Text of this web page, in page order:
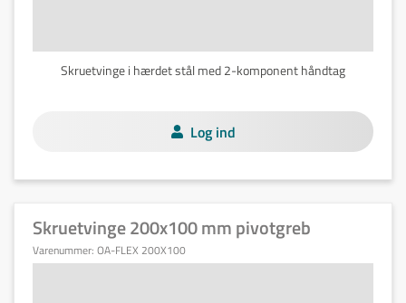
Skruetvinge i hærdet stål med 2-komponent håndtag
Log ind
Skruetvinge 200x100 mm pivotgreb
Varenummer: OA-FLEX 200X100